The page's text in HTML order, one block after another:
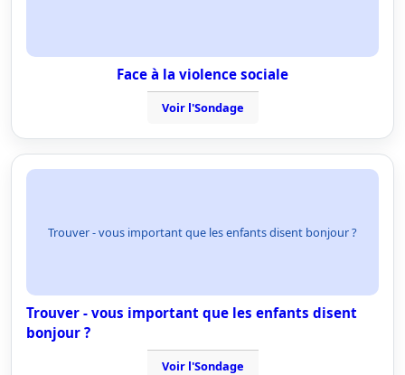
Face à la violence sociale
Voir l'Sondage
Trouver - vous important que les enfants disent bonjour ?
Trouver - vous important que les enfants disent
bonjour ?
Voir l'Sondage